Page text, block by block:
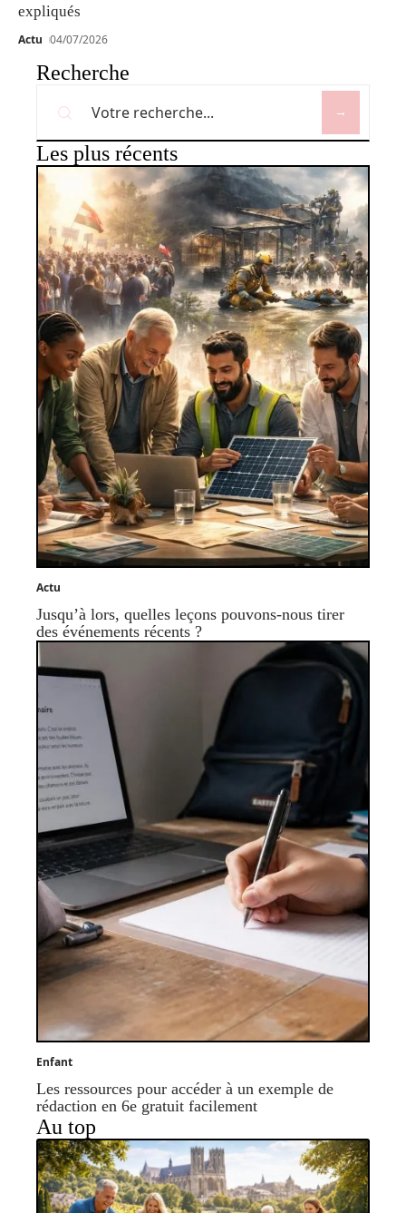
expliqués
Actu 04/07/2026
Recherche
Les plus récents
Actu
Jusqu’à lors, quelles leçons pouvons-nous tirer
des événements récents ?
Enfant
Les ressources pour accéder à un exemple de
rédaction en 6e gratuit facilement
Au top